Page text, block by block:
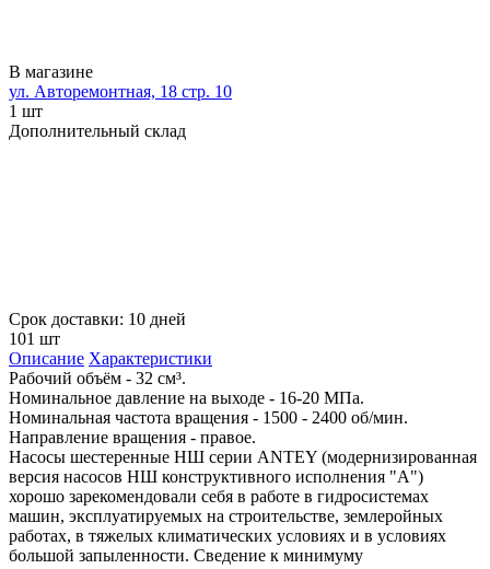
В магазине
ул. Авторемонтная, 18 стр. 10
1 шт
Дополнительный склад
Срок доставки: 10 дней
101 шт
Описание Характеристики
Рабочий объём - 32 см³.
Номинальное давление на выходе - 16-20 МПа.
Номинальная частота вращения - 1500 - 2400 об/мин.
Направление вращения - правое.
Насосы шестеренные НШ серии ANTEY (модернизированная
версия насосов НШ конструктивного исполнения "A")
хорошо зарекомендовали себя в работе в гидросистемах
машин, эксплуатируемых на строительстве, землеройных
работах, в тяжелых климатических условиях и в условиях
большой запыленности. Сведение к минимуму